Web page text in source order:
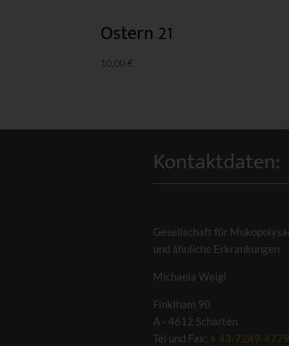
Ostern 21
10,00 €
Kontaktdaten:
Gesellschaft für
und ähnliche Erkrankungen
Michaela Weigl
Finklham 90
A - 4612 Scharten
Tel und Fax: + 43-7249-